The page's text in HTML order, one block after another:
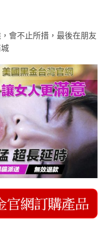
會不止所措，最後在朋友